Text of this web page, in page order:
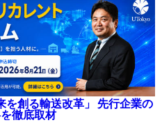
を創る輸送改革」 先行企業の
徹底取材